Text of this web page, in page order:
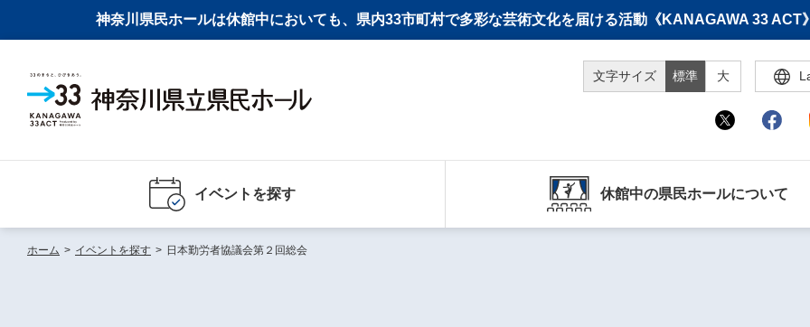
神奈川県民ホールは休館中においても、県内33市町村で多彩な芸術文化を届ける活動《KANAGAWA 33
文字サイズ 標準 大
イベントを探す 休館中の県民ホールについて
ホーム > イベントを探す > 日本勤労者協議会第２回総会